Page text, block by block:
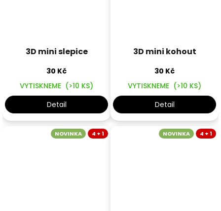
3D mini slepice
30 Kč
VYTISKNEME (>10 KS)
Detail
3D mini kohout
30 Kč
VYTISKNEME (>10 KS)
Detail
NOVINKA 4 + 1 NOVINKA 4 + 1